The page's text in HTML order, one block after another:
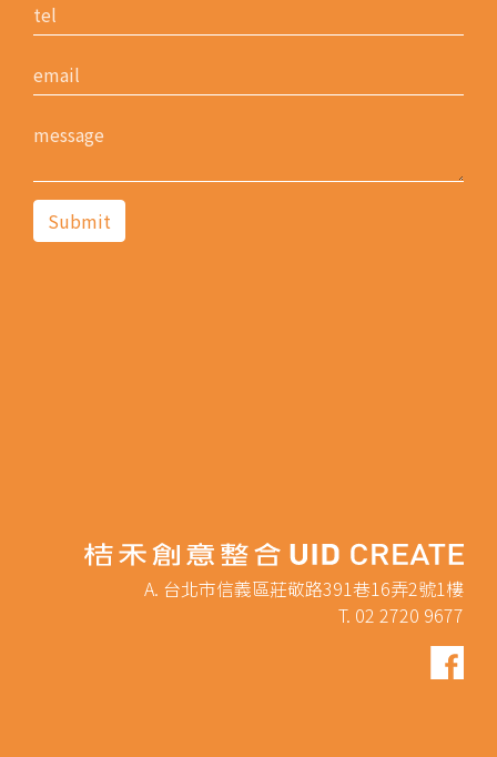
A. 台北市信義區莊敬路391巷16弄2號1樓
T. 02 2720 9677